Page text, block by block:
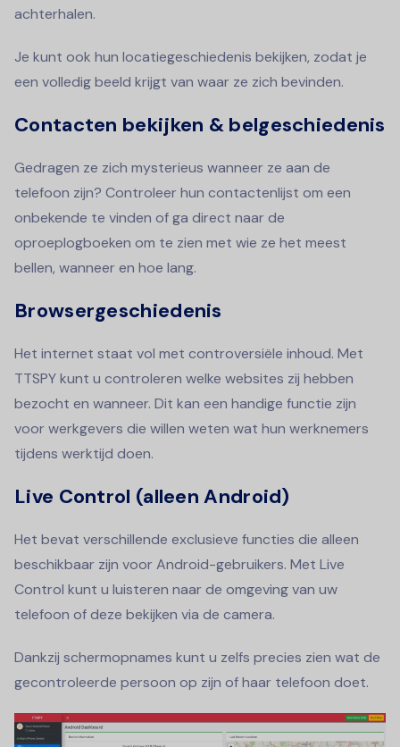
achterhalen.
Je kunt ook hun locatiegeschiedenis bekijken, zodat je
een volledig beeld krijgt van waar ze zich bevinden.
Contacten bekijken & belgeschiedenis
Gedragen ze zich mysterieus wanneer ze aan de
telefoon zijn? Controleer hun contactenlijst om een
onbekende te vinden of ga direct naar de
oproeplogboeken om te zien met wie ze het meest
bellen, wanneer en hoe lang.
Browsergeschiedenis
Het internet staat vol met controversiële inhoud. Met
TTSPY kunt u controleren welke websites zij hebben
bezocht en wanneer. Dit kan een handige functie zijn
voor werkgevers die willen weten wat hun werknemers
tijdens werktijd doen.
Live Control (alleen Android)
Het bevat verschillende exclusieve functies die alleen
beschikbaar zijn voor Android-gebruikers. Met Live
Control kunt u luisteren naar de omgeving van uw
telefoon of deze bekijken via de camera.
Dankzij schermopnames kunt u zelfs precies zien wat de
gecontroleerde persoon op zijn of haar telefoon doet.